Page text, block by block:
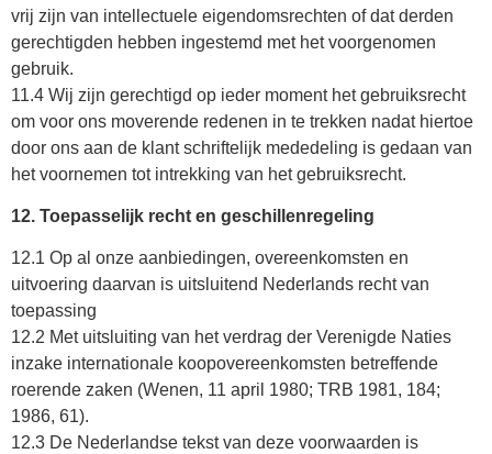
vrij zijn van intellectuele eigendomsrechten of dat derden
gerechtigden hebben ingestemd met het voorgenomen
gebruik.
11.4 Wij zijn gerechtigd op ieder moment het gebruiksrecht
om voor ons moverende redenen in te trekken nadat hiertoe
door ons aan de klant schriftelijk mededeling is gedaan van
het voornemen tot intrekking van het gebruiksrecht.
12. Toepasselijk recht en geschillenregeling
12.1 Op al onze aanbiedingen, overeenkomsten en
uitvoering daarvan is uitsluitend Nederlands recht van
toepassing
12.2 Met uitsluiting van het verdrag der Verenigde Naties
inzake internationale koopovereenkomsten betreffende
roerende zaken (Wenen, 11 april 1980; TRB 1981, 184;
1986, 61).
12.3 De Nederlandse tekst van deze voorwaarden is